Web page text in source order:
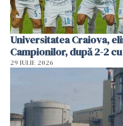
Universitatea Craiova,
Campionilor, după 2-2
29 IULIE 2026